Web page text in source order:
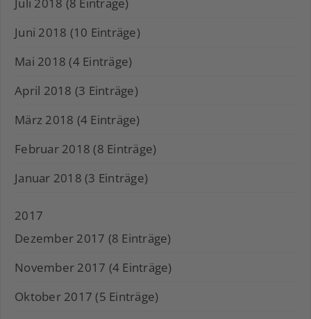
Juli 2018 (8 Einträge)
Juni 2018 (10 Einträge)
Mai 2018 (4 Einträge)
April 2018 (3 Einträge)
März 2018 (4 Einträge)
Februar 2018 (8 Einträge)
Januar 2018 (3 Einträge)
2017
Dezember 2017 (8 Einträge)
November 2017 (4 Einträge)
Oktober 2017 (5 Einträge)